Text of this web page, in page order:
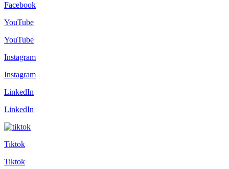
Facebook
YouTube
YouTube
Instagram
Instagram
LinkedIn
LinkedIn
Tiktok
Tiktok